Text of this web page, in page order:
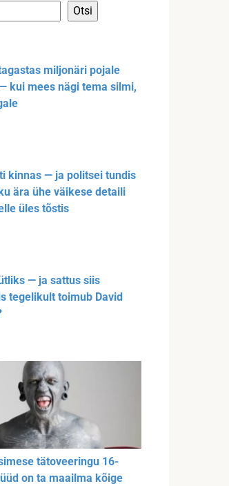
Otsi
miljonäri pojale
kui mees nägi tema silmi,
kinnas — ja politsei tundis
ära ühe väikese detaili
üles tõstis
— ja sattus siis
tegelikult toimub David
tätoveeringu 16-
on ta maailma kõige